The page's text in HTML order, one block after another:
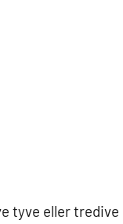
tyve eller tredive